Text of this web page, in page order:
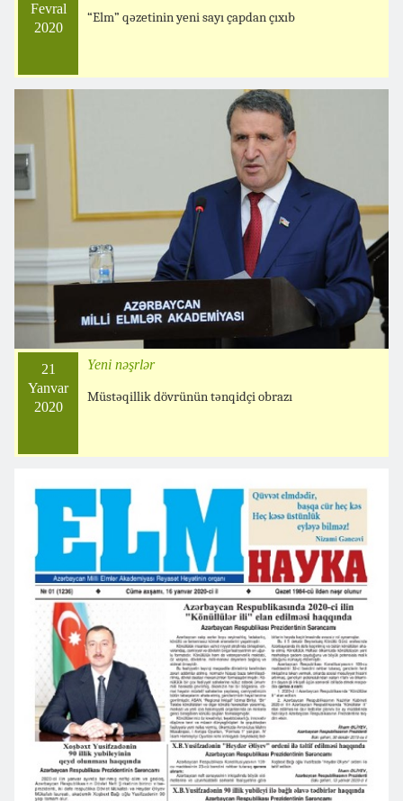
Fevral
2020
“Elm” qəzetinin yeni sayı çapdan çıxıb
21
Yanvar
2020
Yeni nəşrlər
Müstəqillik dövrünün tənqidçi obrazı